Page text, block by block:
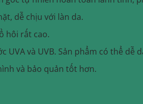
dễ chịu với làn da.
hôi rất cao.
và UVB. Sản phẩm có thể dễ
và bảo quản tốt hơn.